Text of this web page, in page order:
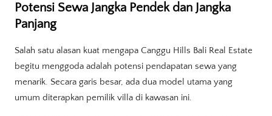
Potensi Sewa Jangka Pendek dan Jangka
Panjang
Salah satu alasan kuat mengapa Canggu Hills Bali Real Estate
begitu menggoda adalah potensi pendapatan sewa yang
menarik. Secara garis besar, ada dua model utama yang
umum diterapkan pemilik villa di kawasan ini.